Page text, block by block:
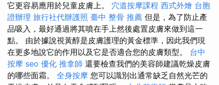
它更容易應用於兒童皮膚上。 穴道按摩課程 西式外燴 台胞
證辦理 旅行社代辦護照 臺中 整骨 推薦 但是，為了防止產
品吸入，最好通過將其噴在手上然後處置皮膚來做到這一
點。 由於據說視黃醇是皮膚護理的黃金標準，因此我們現
在更多地說它的作用以及它是否適合您的皮膚類型。 台中
按摩 seo 優化 推拿師 還要檢查我們的美容師建議乾燥皮膚
的哪些面霜。 全身按摩 您可以識別出通常缺乏自然光芒的